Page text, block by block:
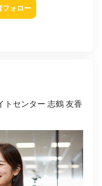
フォロー
トセンター 志鶴 友香